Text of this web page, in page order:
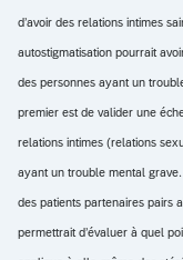
d’avoir des relations intimes
autostigmatisation pourrait
des personnes ayant un
premier est de valider une
relations intimes (relations
ayant un trouble mental
des patients partenaires pairs
permettrait d’évaluer à quel